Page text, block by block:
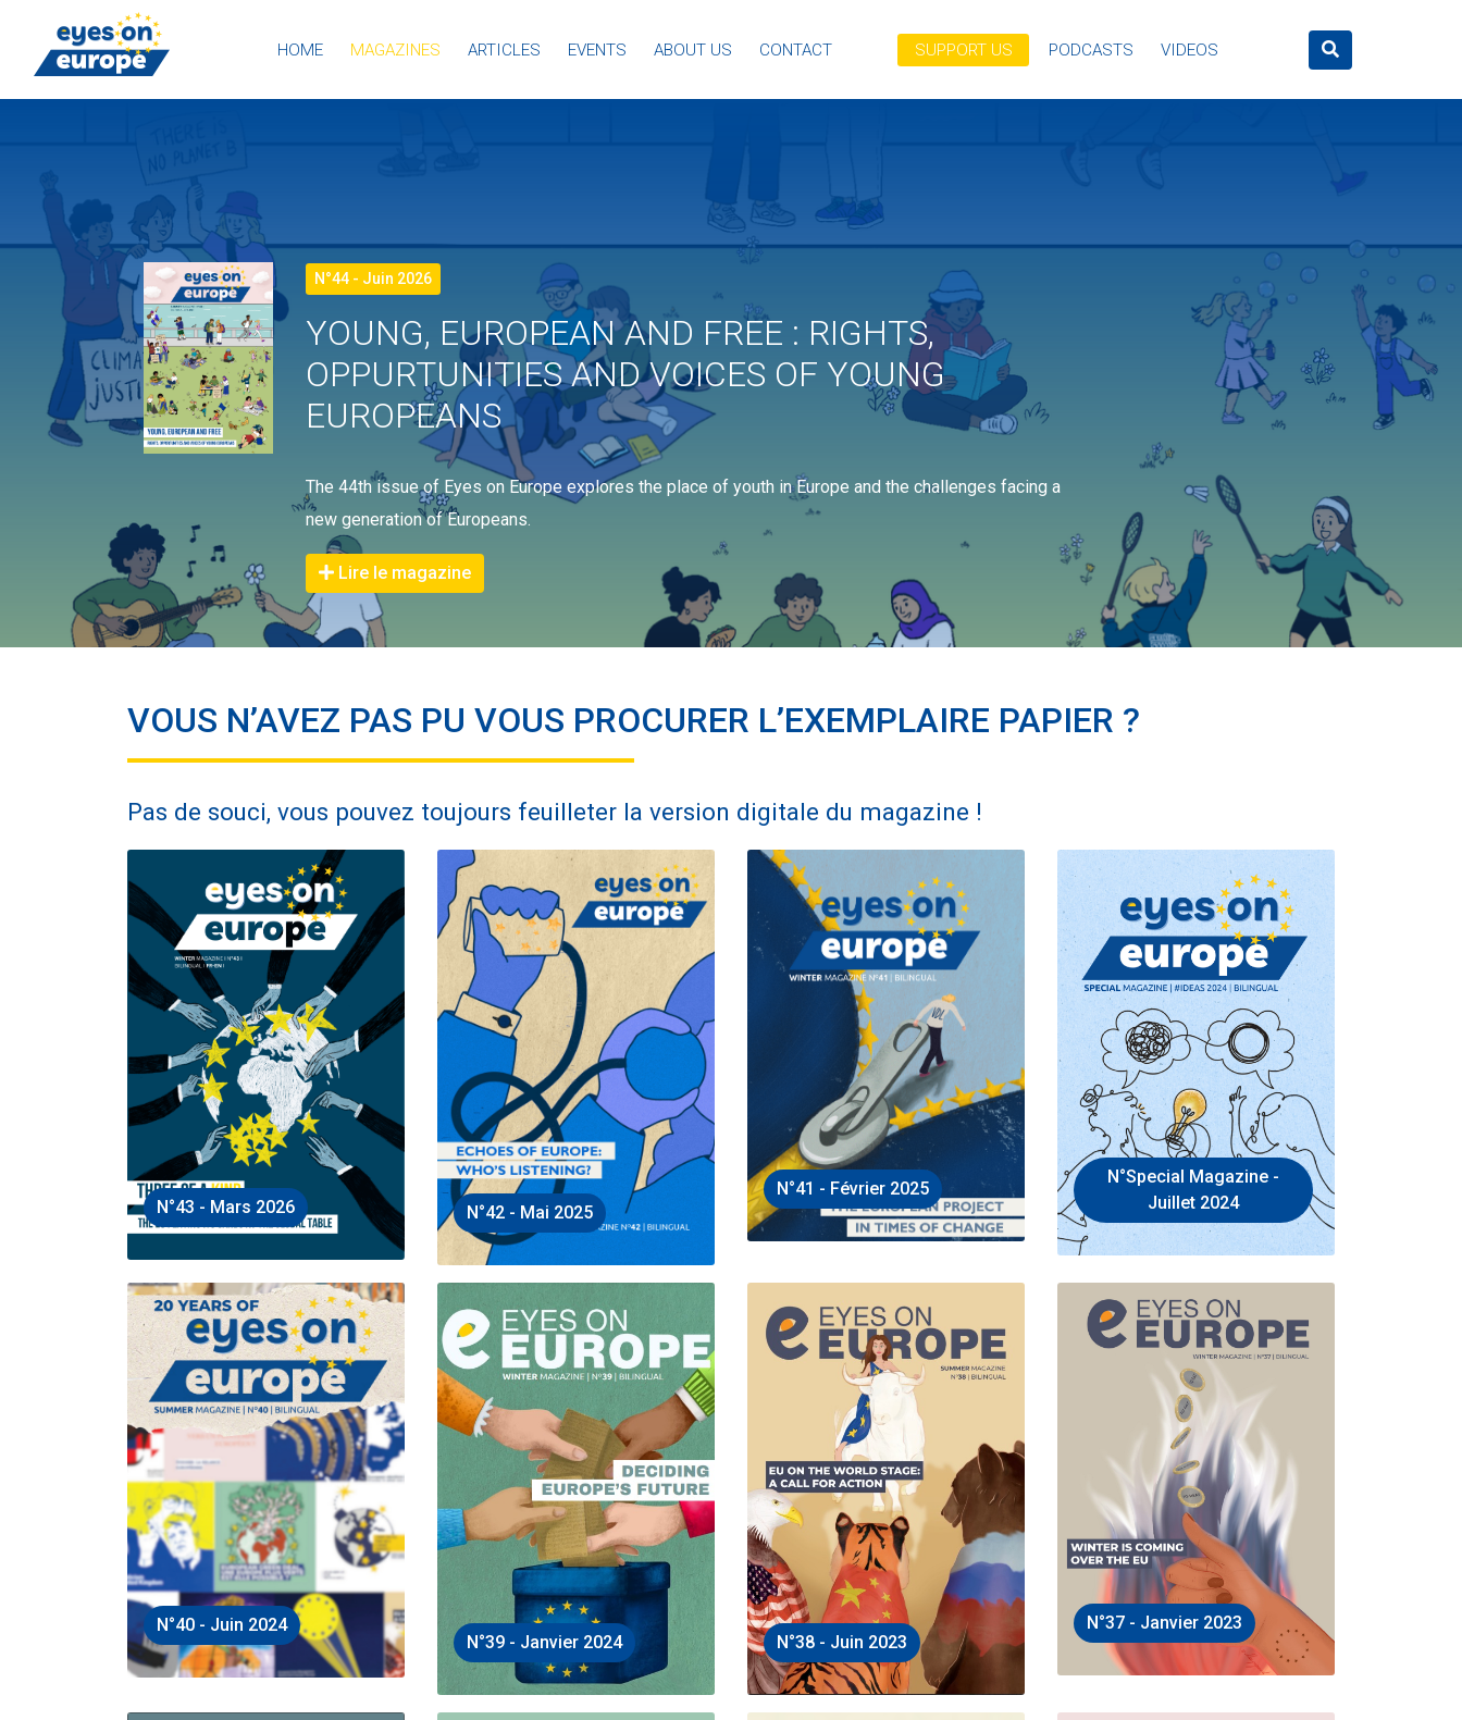
Eyes on Europe
HOME MAGAZINES ARTICLES EVENTS ABOUT US CONTACT SUPPORT US PODCASTS VIDEOS
N°44 - Juin 2026
YOUNG, EUROPEAN AND FREE : RIGHTS,
OPPURTUNITIES AND VOICES OF YOUNG
EUROPEANS
The 44th issue of Eyes on Europe explores the place of youth in Europe and the challenges facing a
new generation of Europeans.
Lire le magazine
VOUS N’AVEZ PAS PU VOUS PROCURER L’EXEMPLAIRE PAPIER ?
Pas de souci, vous pouvez toujours feuilleter la version digitale du magazine !
N°43 - Mars 2026 N°42 - Mai 2025
N°41 - Février 2025
N°Special Magazine -
Juillet 2024
N°40 - Juin 2024
N°39 - Janvier 2024
N°38 - Juin 2023
N°37 - Janvier 2023